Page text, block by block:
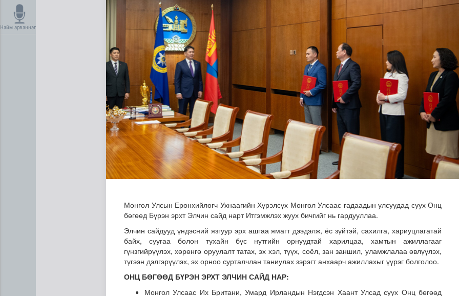
Найм арваннэг
Аялал жуулчлалын компанийн автомашиныг ШТС-ууд хязгаарлалтгүй шатахуун олгох б..
Монгол Улсын Ерөнхийлөгч Ухнаагийн Хүрэлсүх Монгол Улсаас гадаадын улсуудад суух Онц
бөгөөд Бүрэн эрхт Элчин сайд нарт Итгэмжлэх жуух бичгийг нь гардууллаа.
Элчин сайдууд үндэсний язгуур эрх ашгаа ямагт дээдэлж, ёс зүйтэй, сахилга, хариуцлагатай
байх, суугаа болон тухайн бүс нутгийн орнуудтай харилцаа, хамтын ажиллагааг
гүнзгийрүүлэх, хөрөнгө оруулалт татах, эх хэл, түүх, соёл, зан заншил, уламжлалаа өвлүүлэх,
түгээн дэлгэрүүлэх, эх орноо сурталчлан таниулах зэрэгт анхаарч ажиллахыг үүрэг болголоо.
ОНЦ БӨГӨӨД БҮРЭН ЭРХТ ЭЛЧИН САЙД НАР:
Монгол Улсаас Их Британи, Умард Ирландын Нэгдсэн Хаант Улсад суух Онц бөгөөд